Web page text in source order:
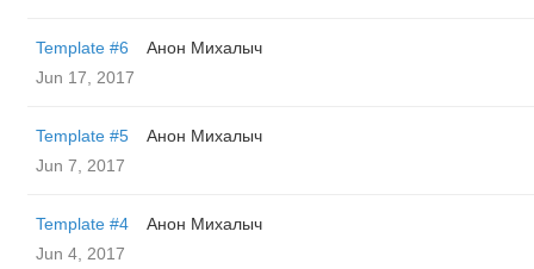
Template #6
Анон Михалыч
Jun 17, 2017
Template #5
Анон Михалыч
Jun 7, 2017
Template #4
Анон Михалыч
Jun 4, 2017